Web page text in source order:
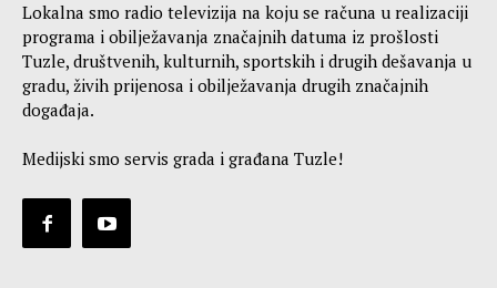
Lokalna smo radio televizija na koju se računa u realizaciji
programa i obilježavanja značajnih datuma iz prošlosti
Tuzle, društvenih, kulturnih, sportskih i drugih dešavanja u
gradu, živih prijenosa i obilježavanja drugih značajnih
događaja.
Medijski smo servis grada i građana Tuzle!